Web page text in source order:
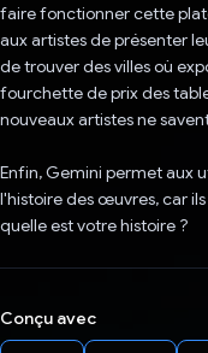
faire fonctionner cette
aux artistes de présenter
de trouver des villes où
fourchette de prix des
nouveaux artistes ne
Enfin, Gemini permet aux
l'histoire des œuvres, car
quelle est votre histoire ?
Conçu avec